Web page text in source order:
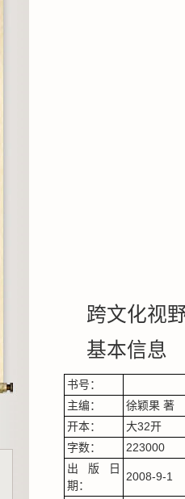
跨文化视
基本信息
书号：
主编：
徐颖果 著
开本：
大32开
字数：
223000
出版日
期：
2008-9-1